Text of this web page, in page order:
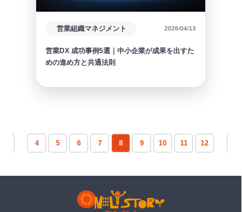
営業組織マネジメント 2026/04/13
営業DX 成功事例5選｜中小企業が成果を出すた
めの進め方と共通法則
4 5 6 7 8 9 10 11 12